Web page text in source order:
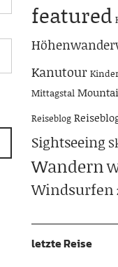
featured
Kanutour
Mittagstal
Reiseblog
Sightseeing
Wandern
Windsurfen
letzte Reise